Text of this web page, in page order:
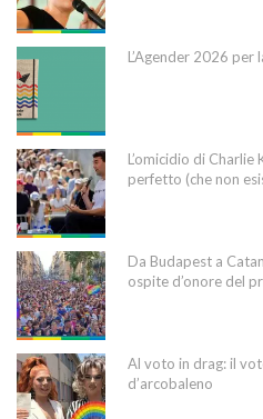
L’Agender 2026 per
L’omicidio di
perfetto (che non
Da Budapest a
ospite d’onore del
Al voto in drag: il
d’arcobaleno